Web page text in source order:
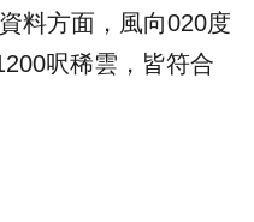
料方面，風向020度
呎稀雲，皆符合